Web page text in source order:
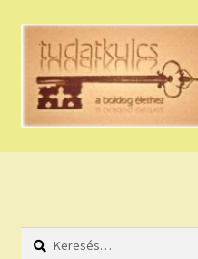
Ugrás
navigációhoz
Kilépés
tartalomba
HÚZZ EGY KÁRTYÁT!
HOLDNAPTÁR
Keresés: